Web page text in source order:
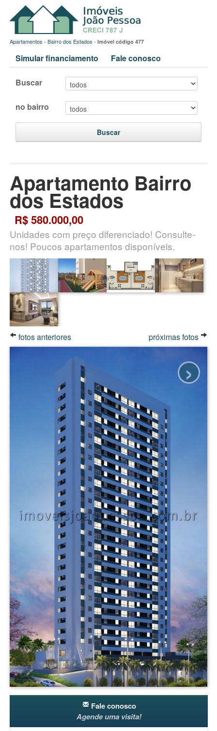
Apartamentos › Bairro dos Estados › Imóvel código 477
Simular financiamento Fale conosco
Buscar
no bairro
Buscar
Apartamento Bairro
dos Estados
R$ 580.000,00
Unidades com preço diferenciado! Consulte-
nos! Poucos apartamentos disponíveis.
fotos anteriores próximas fotos
›
Fale conosco
Agende uma visita!